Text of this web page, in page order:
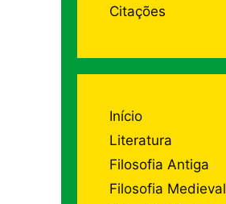
Citações
Início
Literatura
Filosofia Antiga
Filosofia Medieval